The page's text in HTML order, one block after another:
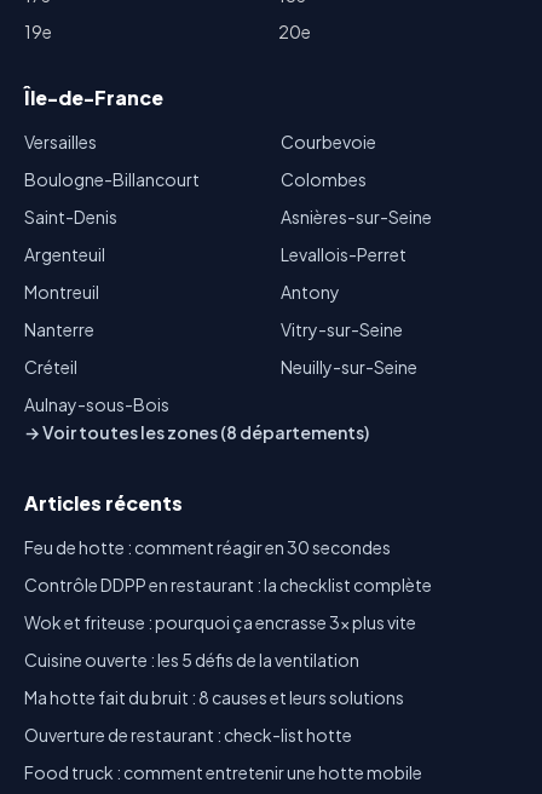
19e
20e
Île-de-France
Versailles
Boulogne-Billancourt
Saint-Denis
Argenteuil
Montreuil
Nanterre
Créteil
Aulnay-sous-Bois
Courbevoie
Colombes
Asnières-sur-Seine
Levallois-Perret
Antony
Vitry-sur-Seine
Neuilly-sur-Seine
→ Voir toutes les zones (8 départements)
Articles récents
Feu de hotte : comment réagir en 30 secondes
Contrôle DDPP en restaurant : la checklist complète
Wok et friteuse : pourquoi ça encrasse 3x plus vite
Cuisine ouverte : les 5 défis de la ventilation
Ma hotte fait du bruit : 8 causes et leurs solutions
Ouverture de restaurant : check-list hotte
Food truck : comment entretenir une hotte mobile